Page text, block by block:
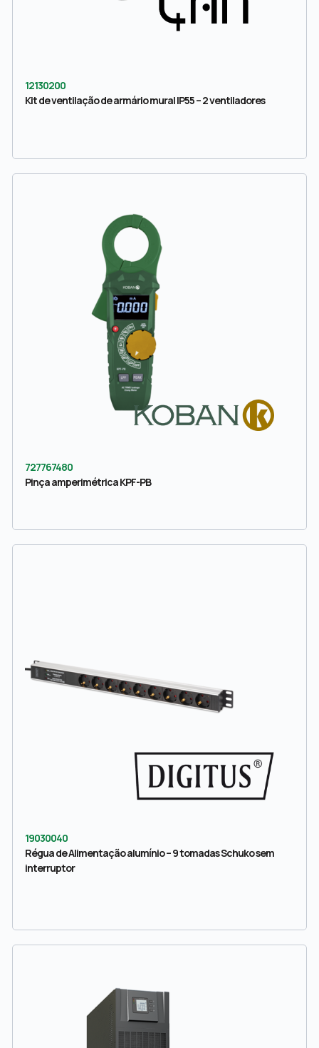
12130200
Kit de ventilação de armário mural IP55 – 2 ventiladores
727767480
Pinça amperimétrica KPF-PB
19030040
Régua de Alimentação alumínio – 9 tomadas Schuko sem
interruptor